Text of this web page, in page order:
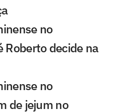
no
Roberto decide na
no
de jejum no